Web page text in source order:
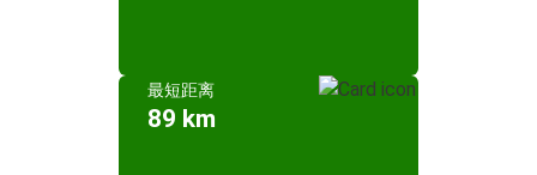
最短距离
89 km